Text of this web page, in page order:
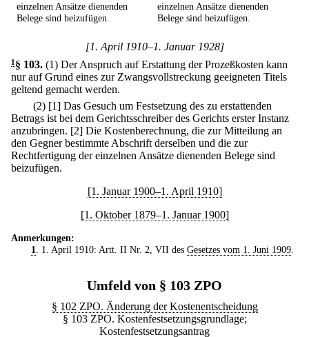
einzelnen Ansätze dienenden
Belege sind beizufügen.
einzelnen Ansätze dienenden
Belege sind beizufügen.
[1. April 1910–1. Januar 1928]
1§ 103. (1) Der Anspruch auf Erstattung der Prozeßkosten kann
nur auf Grund eines zur Zwangsvollstreckung geeigneten Titels
geltend gemacht werden.
(2) [1] Das Gesuch um Festsetzung des zu erstattenden
Betrags ist bei dem Gerichtsschreiber des Gerichts erster Instanz
anzubringen. [2] Die Kostenberechnung, die zur Mitteilung an
den Gegner bestimmte Abschrift derselben und die zur
Rechtfertigung der einzelnen Ansätze dienenden Belege sind
beizufügen.
[1. Januar 1900–1. April 1910]
[1. Oktober 1879–1. Januar 1900]
Anmerkungen:
1
. 1. April 1910: Artt. II Nr. 2, VII des Gesetzes vom 1. Juni 1909.
Umfeld von § 103 ZPO
§ 102 ZPO. Änderung der Kostenentscheidung
§ 103 ZPO. Kostenfestsetzungsgrundlage;
Kostenfestsetzungsantrag